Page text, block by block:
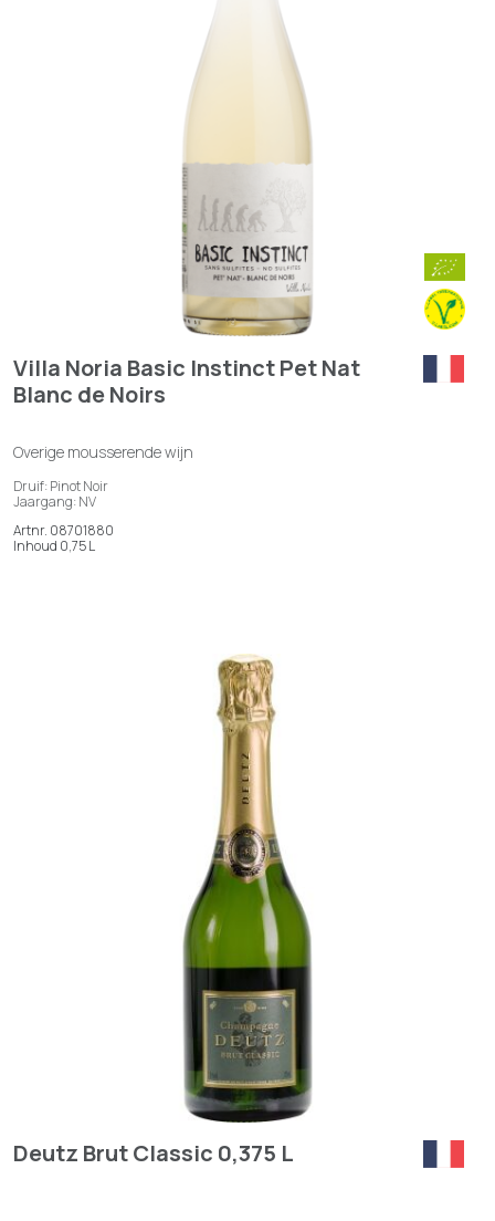
Villa Noria Basic Instinct Pet Nat
Blanc de Noirs
Overige mousserende wijn
Druif: Pinot Noir
Jaargang: NV
Artnr. 08701880
Inhoud 0,75 L
Deutz Brut Classic 0,375 L